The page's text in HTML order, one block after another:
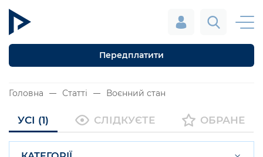
Передплатити
Головна Статті Воєнний стан
УСІ (1) СЛІДКУЄТЕ ОБРАНЕ